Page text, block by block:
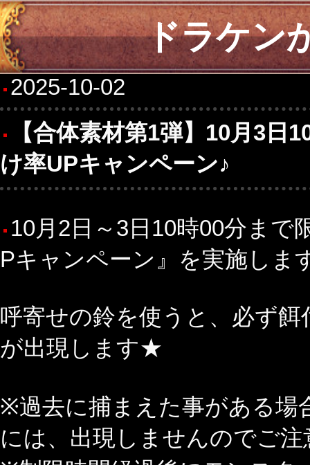
ドラケン
2025-10-02
【合体素材第1弾】10月3日
け率UPキャンペーン♪
10月2日～3日10時00分まで
Pキャンペーン』を実施しま
呼寄せの鈴を使うと、必ず
が出現します★
※過去に捕まえた事がある場
には、出現しませんのでご